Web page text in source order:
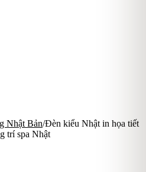
Nhật Bản/Đèn kiểu Nhật in họa tiết
trí spa Nhật